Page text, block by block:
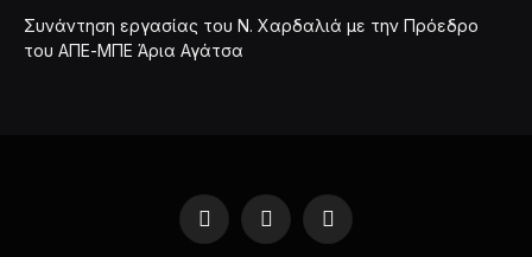
Συνάντηση εργασίας του Ν. Χαρδαλιά με την Πρόεδρο
του ΑΠΕ-ΜΠΕ Άρια Αγάτσα
FacebookLinkedInX